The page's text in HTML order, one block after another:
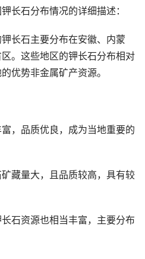
长石分布情况的详细描述：
石主要分布在安徽、内蒙
。这些地区的钾长石分布相对
优势非金属矿产资源。
品质优良，成为当地重要的
量大，且品质较高，具有较
资源也相当丰富，主要分布